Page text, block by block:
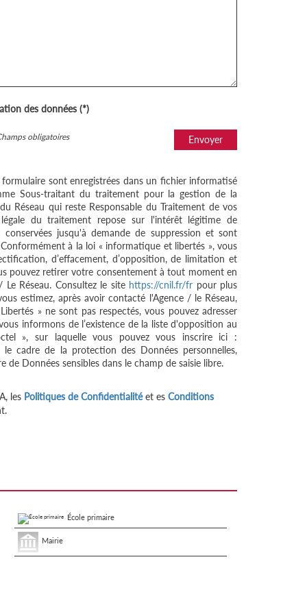
des données (*)
Envoyer
obligatoires
sont enregistrées dans un fichier informatisé
Sous-traitant du traitement pour la gestion de la
Réseau qui reste Responsable du Traitement de vos
légale du traitement repose sur l'intérêt légitime de
jusqu'à demande de suppression et sont
à la loi « informatique et libertés », vous
d’effacement, d’opposition, de limitation et
pouvez retirer votre consentement à tout moment en
Réseau. Consultez le site https://cnil.fr/fr pour plus
estimez, après avoir contacté l'Agence / le Réseau,
» ne sont pas respectés, vous pouvez adresser
informons de l’existence de la liste d'opposition au
», sur laquelle vous pouvez vous inscrire ici :
le cadre de la protection des Données personnelles,
de Données sensibles dans le champ de saisie libre.
les Politiques de Confidentialitéet es Conditions
École primaire
Mairie